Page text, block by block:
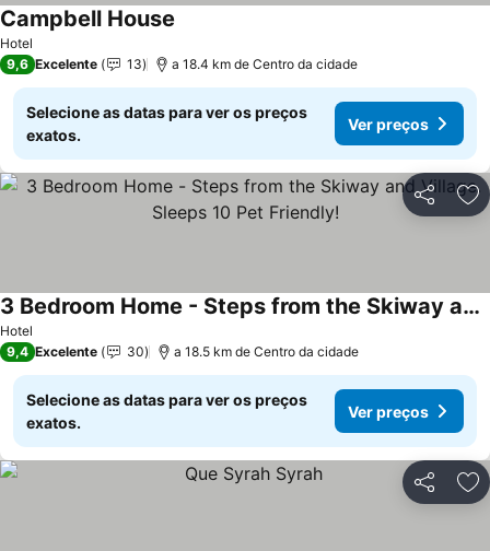
Hotel
Campbell House
9,6 Excelente 13 a 18.4 km de Centro da cidade
Selecione as datas para ver os preços
exatos.
Ver preços
Partilhar
Hotel
3 Bedroom Home - Steps from the Skiway and Village. Sleeps 10 Pet Friendly!
9,4 Excelente 30 a 18.5 km de Centro da cidade
Selecione as datas para ver os preços
exatos.
Ver preços
Partilhar